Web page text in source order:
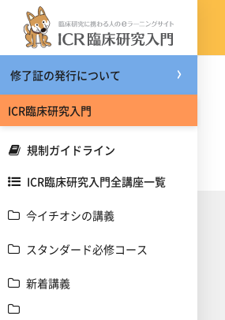
メインコンテンツへスキップする
修了証の発行について
ICR臨床研究入門
規制ガイドライン
ICR臨床研究入門全講座一覧
今イチオシの講義
スタンダード必修コース
新着講義